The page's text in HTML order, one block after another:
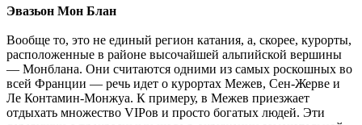
Эвазьон Мон Блан
Вообще то, это не единый регион катания, а, скорее, курорты,
расположенные в районе высочайшей альпийской вершины
— Монблана. Они считаются одними из самых роскошных во
всей Франции — речь идет о курортах Межев, Сен-Жерве и
Ле Контамин-Монжуа. К примеру, в Межев приезжает
отдыхать множество VIPов и просто богатых людей. Эти